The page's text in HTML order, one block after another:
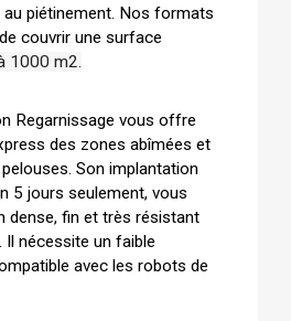
piétinement. Nos formats
couvrir une surface
1000 m2.
Regarnissage vous offre
des zones abîmées et
Son implantation
5 jours seulement, vous
dense, fin et très résistant
Il nécessite un faible
avec les robots de